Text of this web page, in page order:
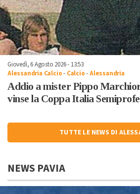
Giovedì, 6 Agosto 2026 - 13:53
Alessandria Calcio- Calcio-Alessandria
Addio a mister Pippo
vinse la Coppa Italia
TUTTE LE NEWS DI
NEWS PAVIA